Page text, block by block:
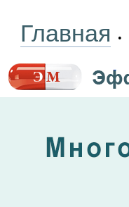
Главная •